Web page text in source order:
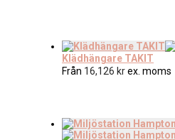
Klädhängare TAKIT
Från 16,126 krex. moms